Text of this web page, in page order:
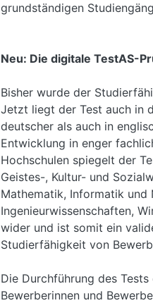
grundständigen
Neu: Die digitale TestAS-
Bisher wurde der
Jetzt liegt der Test auch in
deutscher als auch in
Entwicklung in enger
Hochschulen spiegelt der
Geistes-, Kultur- und
Mathematik, Informatik und
Ingenieurwissenschaften,
wider und ist somit ein
Studierfähigkeit von
Die Durchführung des
Bewerberinnen und